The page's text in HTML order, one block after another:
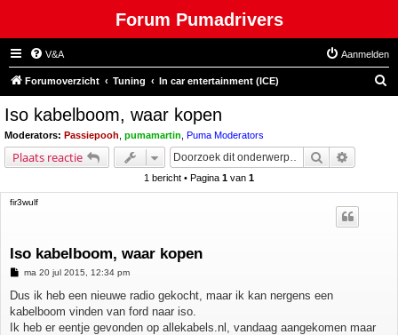
Forum Pumadrivers
V&A Aanmelden
Forumoverzicht Tuning In car entertainment (ICE)
Iso kabelboom, waar kopen
Moderators: Passiepooh pumamartin Puma Moderators
Plaats reactie Zoek
1 bericht • Pagina 1 van 1
fir3wulf
Iso kabelboom, waar kopen
B
r
c
h
ma 20 jul 2015, 12:34 pm
Dus ik heb een nieuwe radio gekocht, maar ik kan nergens een
kabelboom vinden van ford naar iso.
Ik heb er eentje gevonden op allekabels.nl, vandaag aangekomen maar